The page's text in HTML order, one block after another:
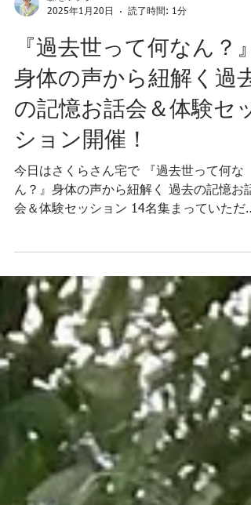
森をツナグ
2025年1月20日
読了時間: 1分
『過去世って何なん？』
身体の声から紐解く過去
の記憶お話会＆体験セッ
ション開催！
今日はさくらさん宅で 『過去世って何な
なぜ身体の声が 聞こえるようになったのか
からはじまり これまでセッションを通して
聴こえてきた 前世や過去世の数々… 地球人
だけじゃなくて、動物や宇宙人まで 人間の
価値基準を超えた 身体の反応や行動パター
ンをご紹介 お話会のあとは体験セッション
ほんっっと様々な過去の記憶が 身体から出
てきて 涙する人あり、大笑いする人あり
ぜいまその行動をしてしまうのかを 前世や
過去世から紐解いていきました さくらさん
の手作りランチは ほんと美味しかったし
より小気味いい大阪弁で 盛り上がれる楽し